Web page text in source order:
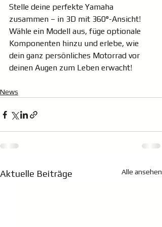
Stelle deine perfekte Yamaha
zusammen – in 3D mit 360°-Ansicht!
Wähle ein Modell aus, füge optionale
Komponenten hinzu und erlebe, wie
dein ganz persönliches Motorrad vor
deinen Augen zum Leben erwacht!
News
Aktuelle Beiträge Alle ansehen